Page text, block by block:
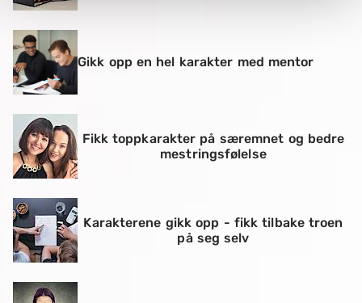
Gikk opp en hel karakter med mentor
Fikk toppkarakter på særemnet og bedre
mestringsfølelse
Karakterene gikk opp - fikk tilbake troen
på seg selv